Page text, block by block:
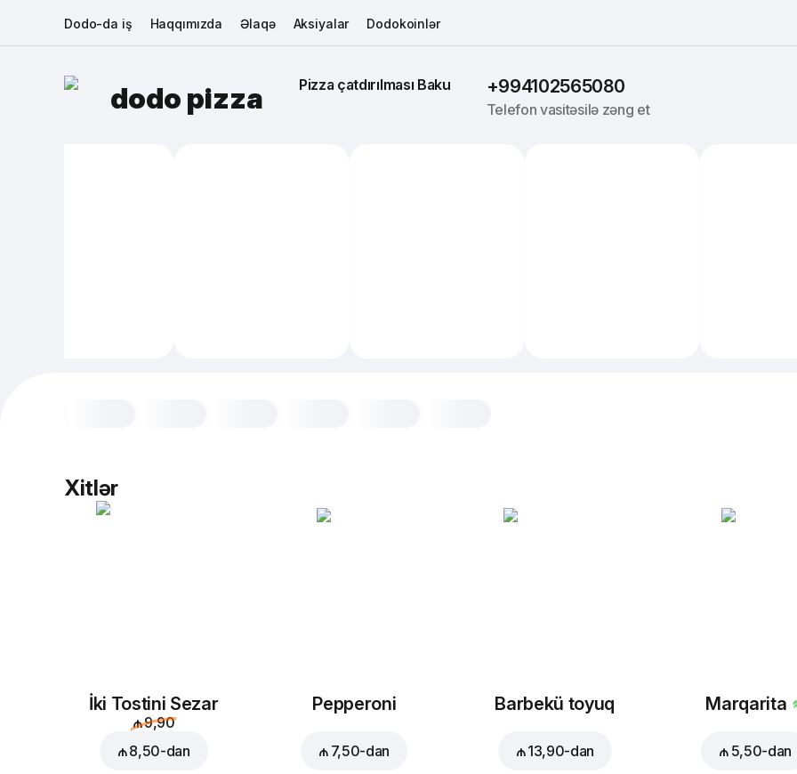
Dodo-da iş Haqqımızda Əlaqə Aksiyalar Dodokoinlər
dodo pizza Pizza çatdırılması Baku +994102565080
Telefon vasitəsilə zəng et
Zövqünüzə uyğun əlavə
Xitlər
İki Tostini Sezar
₼ 9,90
₼ 8,50-dan
Pepperoni
₼ 7,50-dan
Barbekü toyuq
₼ 13,90-dan
Marqarita
₼ 5,50-dan